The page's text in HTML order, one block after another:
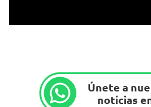
Únete a
noticias